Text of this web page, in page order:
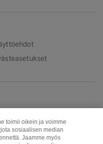
toimii oikein ja voimme
sosiaalisen median
Jaamme myös